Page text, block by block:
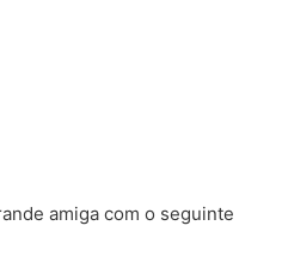
amiga com o seguinte